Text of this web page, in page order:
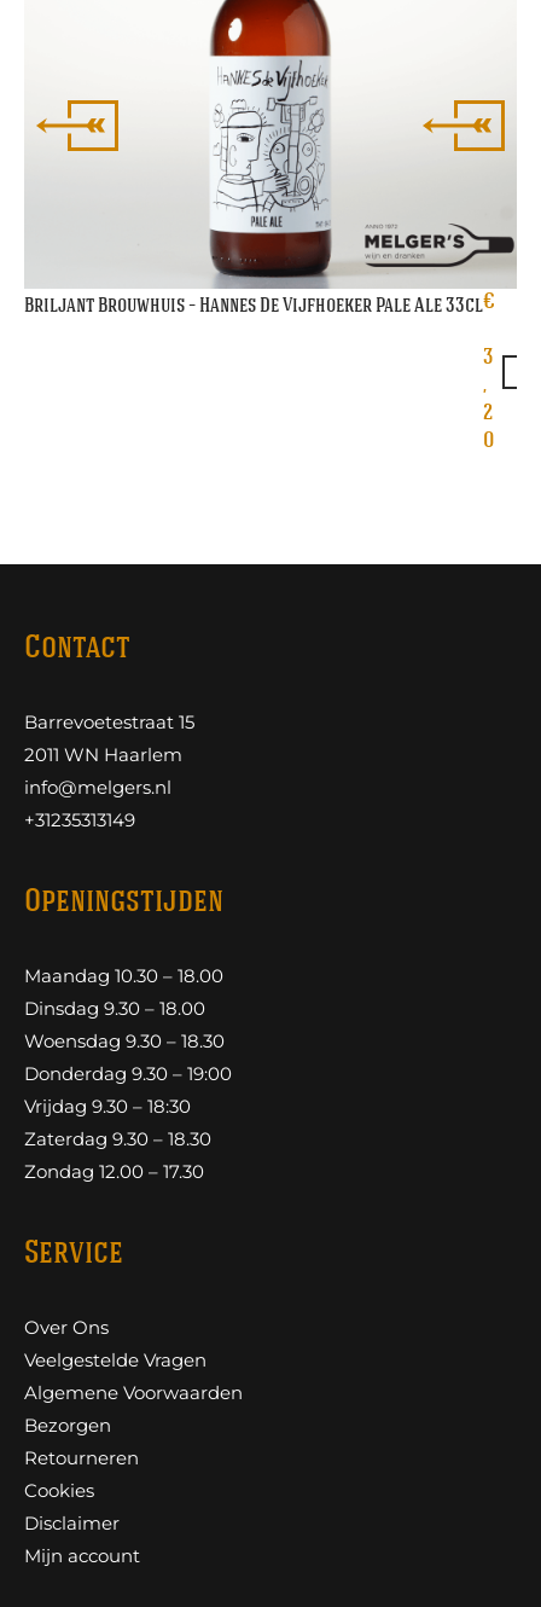
Briljant Brouwhuis – Hannes De Vijfhoeker Pale Ale 33cl€
3
,
2
0
Contact
Barrevoetestraat 15
2011 WN Haarlem
info@melgers.nl
+31235313149
Openingstijden
Maandag 10.30 – 18.00
Dinsdag 9.30 – 18.00
Woensdag 9.30 – 18.30
Donderdag 9.30 – 19:00
Vrijdag 9.30 – 18:30
Zaterdag 9.30 – 18.30
Zondag 12.00 – 17.30
Service
Over Ons
Veelgestelde Vragen
Algemene Voorwaarden
Bezorgen
Retourneren
Cookies
Disclaimer
Mijn account